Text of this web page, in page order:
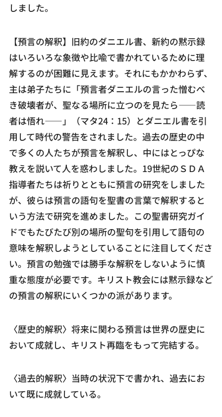
しました。
【預言の解釈】旧約のダニエル書、新約の黙示録
はいろいろな象徴や比喩で書かれているために理
解するのが困難に見えます。それにもかかわらず、
主は弟子たちに「預言者ダニエルの言った憎むべ
き破壊者が、聖なる場所に立つのを見たら――読
者は悟れ――」（マタ24：15）とダニエル書を引
用して時代の警告をされました。過去の歴史の中
で多くの人たちが預言を解釈し、中にはとっぴな
教えを説いて人を惑わしました。19世紀のＳＤＡ
指導者たちは祈りとともに預言の研究をしました
が、彼らは預言の語句を聖書の言葉で解釈すると
いう方法で研究を進めました。この聖書研究ガイ
ドでもたびたび別の場所の聖句を引用して語句の
意味を解釈しようとしていることに注目してくださ
い。預言の勉強では勝手な解釈をしないように慎
重な態度が必要です。キリスト教会には黙示録など
の預言の解釈にいくつかの派があります。
〈歴史的解釈〉将来に関わる預言は世界の歴史に
おいて成就し、キリスト再臨をもって完結する。
〈過去的解釈〉当時の状況下で書かれ、過去にお
いて既に成就している。